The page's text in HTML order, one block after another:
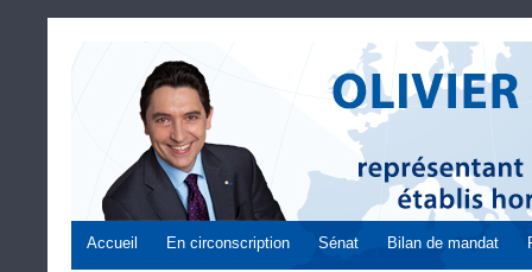
Accueil En circonscription Sénat Bilan de mandat